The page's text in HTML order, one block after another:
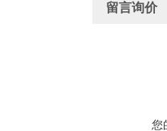
留言询价
您